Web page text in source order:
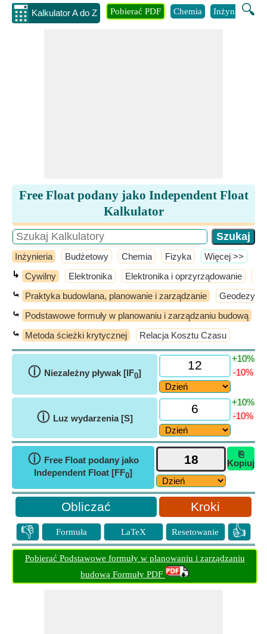
Kalkulator A do Z 🔍
Pobierać PDF Chemia Inżynieria
Free Float podany jako Independent Float
Kalkulator
Inżynieria Budżetowy Chemia Fizyka ​Więcej >>
↳ Cywilny Elektronika Elektronika i oprzyrządowanie
⤿ Praktyka budowlana, planowanie i zarządzanie
⤿ Podstawowe formuły w planowaniu i zarządzaniu budową
⤿ Metoda ścieżki krytycznej Relacja Kosztu Czasu
ⓘ Niezależny pływak [IF0]
+10%
-10%
ⓘ Luz wydarzenia [S]
+10%
-10%
ⓘ Free Float podany jako
Independent Float [FF0]
⎘
Kopiuj
Kroki
👎 Formuła LaTeX Resetowanie 👍
Pobierać Podstawowe formuły w planowaniu i zarządzaniu
budową Formuły PDF